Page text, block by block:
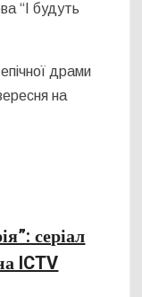
“І будуть
драми
на
серіал
ICTV